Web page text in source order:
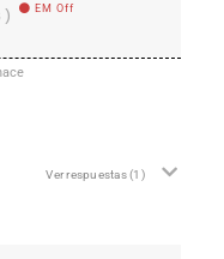
EM Off
Ver respuestas(1)